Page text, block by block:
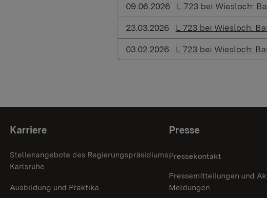
09.06.2026 L 723 bei Wiesloch:
23.03.2026 L 723 bei Wiesloch:
03.02.2026 L 723 bei Wiesloch:
Themenübersicht
Karriere
Stellenangebote des Regierungspräsidiums
Karlsruhe
Ausbildung und Praktika
Presse
Pressekontakt
Pressemitteilungen und
Meldungen